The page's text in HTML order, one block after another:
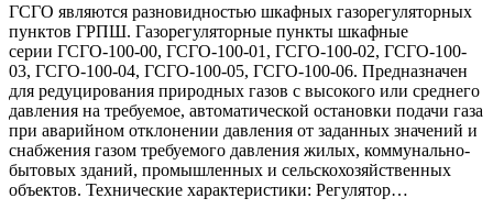
ГСГО являются разновидностью шкафных газорегуляторных
пунктов ГРПШ. Газорегуляторные пункты шкафные
серии ГСГО-100-00, ГСГО-100-01, ГСГО-100-02, ГСГО-100-
03, ГСГО-100-04, ГСГО-100-05, ГСГО-100-06. Предназначен
для редуцирования природных газов с высокого или среднего
давления на требуемое, автоматической остановки подачи газа
при аварийном отклонении давления от заданных значений и
снабжения газом требуемого давления жилых, коммунально-
бытовых зданий, промышленных и сельскохозяйственных
объектов. Технические характеристики: Регулятор…